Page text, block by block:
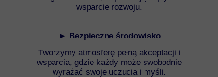
► Bezpieczne środowisko
Tworzymy atmosferę pełną akceptacji i
wsparcia, gdzie każdy może swobodnie
wyrażać swoje uczucia i myśli.
wsparcie rozwoju.